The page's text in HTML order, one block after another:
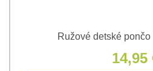
Ružové detské
14,95